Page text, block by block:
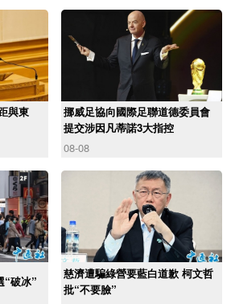
與東
挪威足協向國際足聯道德委員會
提交涉因凡蒂諾3大指控
08-08
“破冰”
慈濟遭騙綠營要藍白道歉 柯文哲
批“不要臉”